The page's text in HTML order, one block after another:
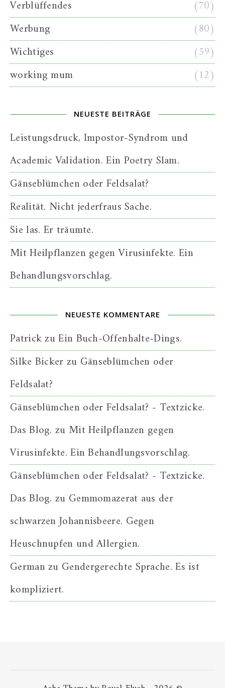
Verblüffendes
(70)
Werbung
(80)
Wichtiges
(59)
working mum
(12)
NEUESTE BEITRÄGE
Leistungsdruck, Impostor-Syndrom und
Academic Validation. Ein Poetry Slam.
Gänseblümchen oder Feldsalat?
Realität. Nicht jederfraus Sache.
Sie las. Er träumte.
Mit Heilpflanzen gegen Virusinfekte. Ein
Behandlungsvorschlag.
NEUESTE KOMMENTARE
PatrickzuEin Buch-Offenhalte-Dings.
Silke Bickerzu Gänseblümchen oder
Feldsalat?
Gänseblümchen oder Feldsalat? - Textzicke.
Das Blog. zu Mit Heilpflanzen gegen
Virusinfekte. Ein Behandlungsvorschlag.
Gänseblümchen oder Feldsalat? - Textzicke.
Das Blog. zu Gemmomazerat aus der
schwarzen Johannisbeere. Gegen
Heuschnupfen und Allergien.
Germanzu Gendergerechte Sprache. Es ist
kompliziert.